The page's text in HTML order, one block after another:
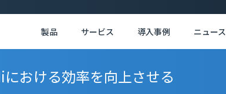
製品 サービス 導入事例 ニュース
おける効率を向上させる